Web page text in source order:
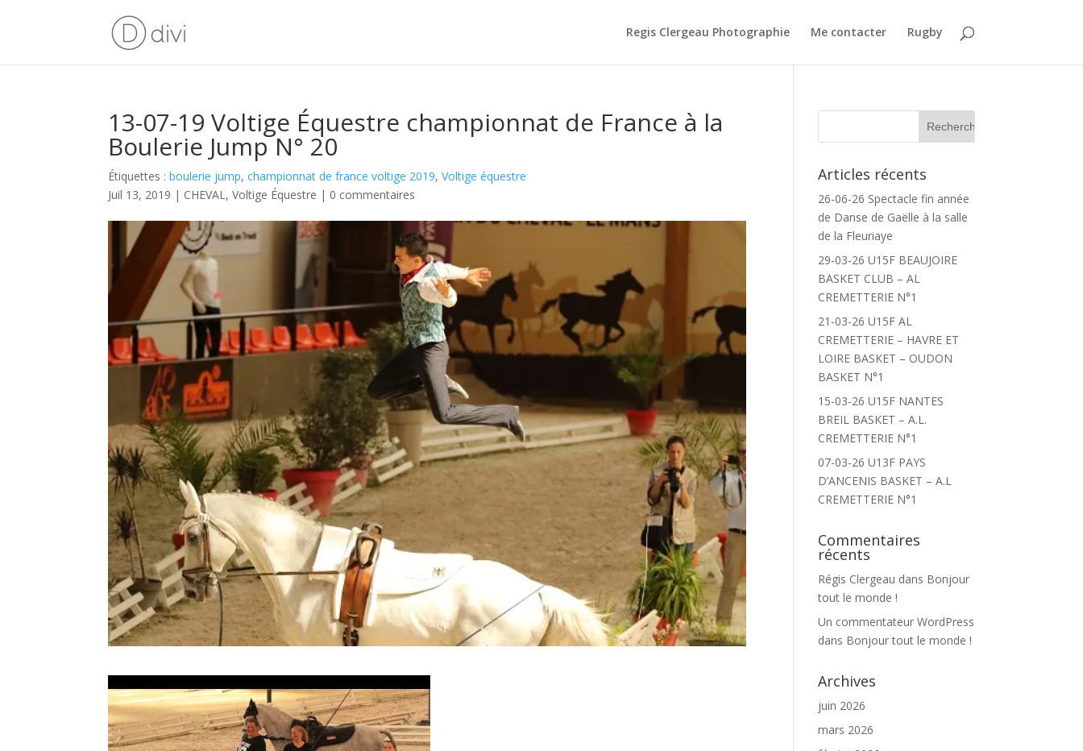
Regis Clergeau Photographie Me contacter Rugby
13-07-19 Voltige Équestre championnat de France à la
Boulerie Jump N° 20
Étiquettes :boulerie jump,championnat de france voltige 2019,Voltige équestre
Juil 13, 2019 | CHEVAL,Voltige Équestre | 0 commentaires
Articles récents
26-06-26 Spectacle fin année
de Danse de Gaëlle à la salle
de la Fleuriaye
29-03-26 U15F BEAUJOIRE
BASKET CLUB – AL
CREMETTERIE N°1
21-03-26 U15F AL
CREMETTERIE – HAVRE ET
LOIRE BASKET – OUDON
BASKET N°1
15-03-26 U15F NANTES
BREIL BASKET – A.L.
CREMETTERIE N°1
07-03-26 U13F PAYS
D’ANCENIS BASKET – A.L
CREMETTERIE N°1
Commentaires
récents
Régis Clergeau dans Bonjour
tout le monde !
Un commentateur WordPress
dans Bonjour tout le monde !
Archives
juin 2026
mars 2026